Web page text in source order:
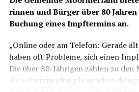
rin­nen und Bür­ger über 80
Buchung eines Impf­ter­mins an.
„Online oder am Tele­fon: Gera­de
haben oft Pro­ble­me, sich einen
Die über 80-Jäh­ri­gen zäh­len zu den
die Schutz­imp­fung beson­ders